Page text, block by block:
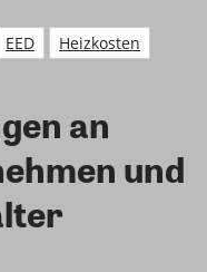
EED
Heizkosten
an
und